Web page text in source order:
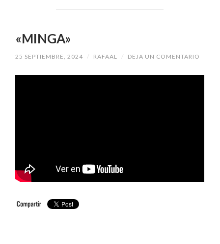
«MINGA»
25 SEPTIEMBRE, 2024 / RAFAAL / DEJA UN COMENTARIO